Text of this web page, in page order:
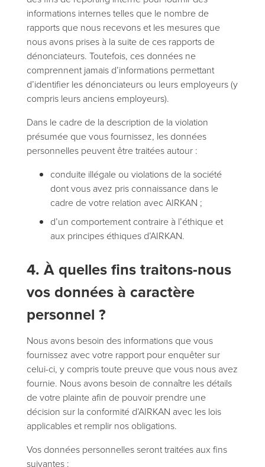
informations internes telles que le nombre de
rapports que nous recevons et les mesures que
nous avons prises à la suite de ces rapports de
dénonciateurs. Toutefois, ces données ne
comprennent jamais d’informations permettant
d’identifier les dénonciateurs ou leurs employeurs (y
compris leurs anciens employeurs).
Dans le cadre de la description de la violation
présumée que vous fournissez, les données
personnelles peuvent être traitées autour :
conduite illégale ou violations de la société
dont vous avez pris connaissance dans le
cadre de votre relation avec AIRKAN ;
d’un comportement contraire à l’éthique et
aux principes éthiques d’AIRKAN.
4. À quelles fins traitons-nous
vos données à caractère
personnel ?
Nous avons besoin des informations que vous
fournissez avec votre rapport pour enquêter sur
celui-ci, y compris toute preuve que vous nous avez
fournie. Nous avons besoin de connaître les détails
de votre plainte afin de pouvoir prendre une
décision sur la conformité d’AIRKAN avec les lois
applicables et remplir nos obligations.
Vos données personnelles seront traitées aux fins
suivantes :